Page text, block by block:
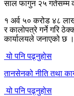
साल फागुन २५ गतेसम्म
१ अर्व ५० करोड ४८
र कालोपत्रे गर्ने गरि
कार्यालयले जनाएको छ ।
यो पनि पढ्नुहोस
तानसेनको नीति तथा
यो पनि पढ्नुहोस